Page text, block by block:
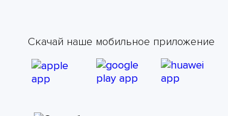
Скачай наше мобильное приложение